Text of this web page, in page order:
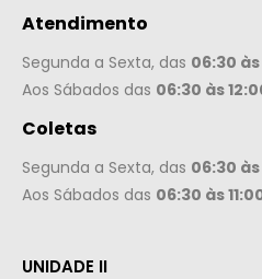
Atendimento
Segunda a Sexta, das 06:30 às
Aos Sábados das 06:30 às
Coletas
Segunda a Sexta, das 06:30 às
Aos Sábados das 06:30 às
UNIDADE II